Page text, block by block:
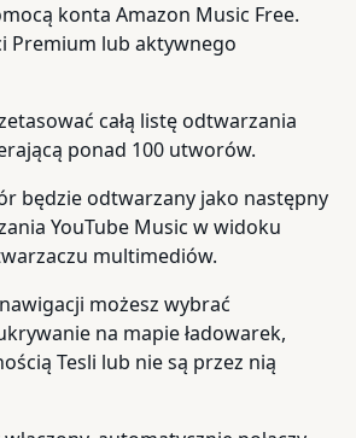
konta Amazon Music Free.
Premium lub aktywnego
całą listę odtwarzania
ponad 100 utworów.
będzie odtwarzany jako następny
YouTube Music w widoku
multimediów.
możesz wybrać
na mapie ładowarek,
Tesli lub nie są przez nią